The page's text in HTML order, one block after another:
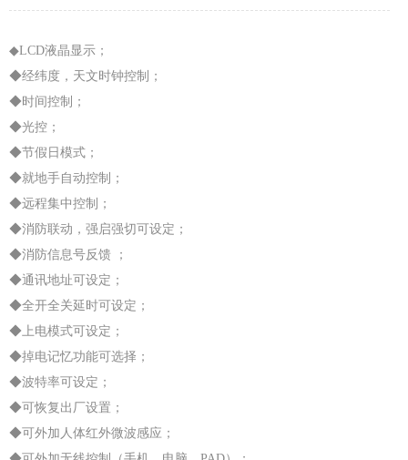
◆LCD液晶显示；
◆经纬度，天文时钟控制；
◆时间控制；
◆光控；
◆节假日模式；
◆就地手自动控制；
◆远程集中控制；
◆消防联动，强启强切可设定；
◆消防信息号反馈 ；
◆通讯地址可设定；
◆全开全关延时可设定；
◆上电模式可设定；
◆掉电记忆功能可选择；
◆波特率可设定；
◆可恢复出厂设置；
◆可外加人体红外微波感应；